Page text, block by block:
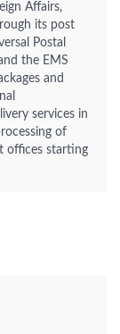
Affairs,
its post
Postal
the EMS
and
services in
of
offices starting